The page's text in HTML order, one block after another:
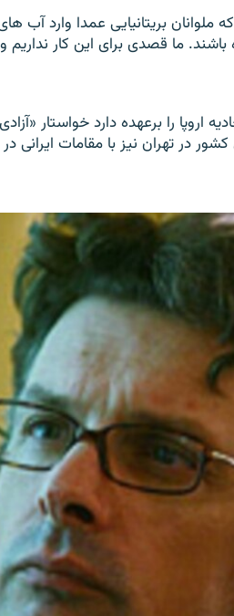
بريتانيايی عمدا وارد آب
باشند. ما قصدی برای اين کار نداريم
اروپا را برعهده دارد خواستار
در تهران نيز با مقامات ايرانی در